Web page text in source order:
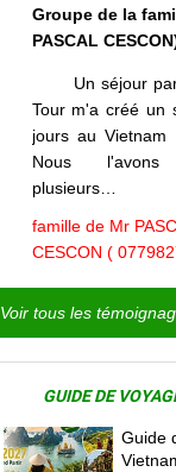
Groupe de la
PASCAL
Un séjour
Tour m'a créé un
jours au Vietnam
Nous l'avons
plusieurs…
famille de Mr
CESCON (
Voir tous les
GUIDE DE
Guide